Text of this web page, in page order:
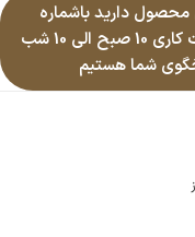
محصول دارید باشماره
در ساعات کاری 10 صبح الی 10 شب
شما هستیم